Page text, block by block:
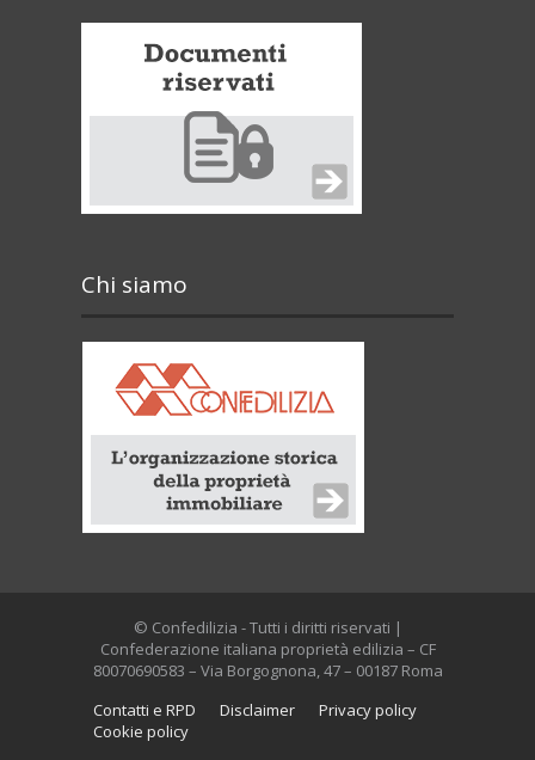
Chi siamo
© Confedilizia - Tutti i diritti riservati |
Confederazione italiana proprietà edilizia – CF
80070690583 – Via Borgognona, 47 – 00187 Roma
Contatti e RPD
Disclaimer
Privacy policy
Cookie policy